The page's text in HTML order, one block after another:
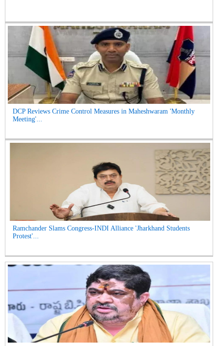
DCP Reviews Crime Control Measures in Maheshwaram 'Monthly
Meeting'...
Ramchander Slams Congress-INDI Alliance 'Jharkhand Students
Protest'...